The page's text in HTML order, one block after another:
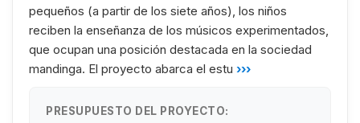
pequeños (a partir de los siete años), los niños
reciben la enseñanza de los músicos experimentados,
que ocupan una posición destacada en la sociedad
mandinga. El proyecto abarca el estu ›››
PRESUPUESTO DEL PROYECTO: